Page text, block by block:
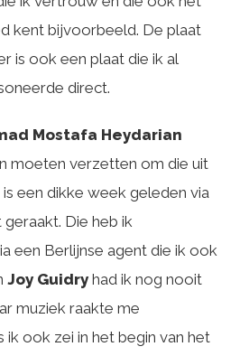
kent bijvoorbeeld. De plaat
is ook een plaat die ik al
direct.
Mostafa Heydarian
moeten verzetten om die uit
een dikke week geleden via
Die heb ik
een Berlijnse agent die ik ook
Joy Guidry had ik nog nooit
muziek raakte me
ik ook zei in het begin van het